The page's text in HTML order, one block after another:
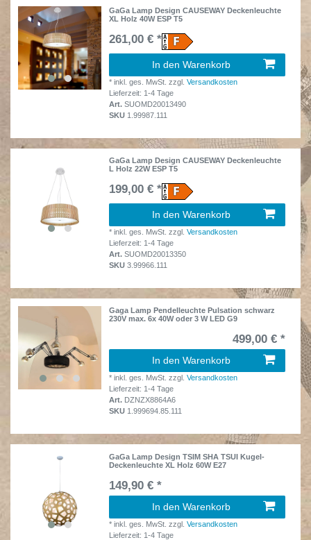
GaGa Lamp Design CAUSEWAY Deckenleuchte
XL Holz 40W ESP T5
261,00 € *
In den Warenkorb
*inkl. ges. MwSt. zzgl.Versandkosten
Lieferzeit: 1-4 Tage
Art.SUOMD20013490
SKU 1.99987.111
GaGa Lamp Design CAUSEWAY Deckenleuchte
L Holz 22W ESP T5
199,00 € *
In den Warenkorb
*inkl. ges. MwSt. zzgl.Versandkosten
Lieferzeit: 1-4 Tage
Art.SUOMD20013350
SKU3.99966.111
Gaga Lamp Pendelleuchte Pulsation schwarz
230V max. 6x 40W oder 3 W LED G9
499,00 € *
In den Warenkorb
*inkl. ges. MwSt. zzgl.Versandkosten
Lieferzeit: 1-4 Tage
Art. DZNZX8864A6
SKU 1.999694.85.111
GaGa Lamp Design TSIM SHA TSUI Kugel-
Deckenleuchte XL Holz 60W E27
149,90 € *
In den Warenkorb
*inkl. ges. MwSt. zzgl.Versandkosten
Lieferzeit: 1-4 Tage